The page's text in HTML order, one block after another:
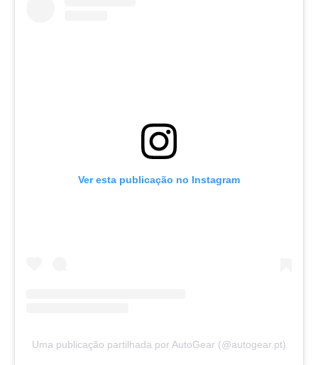
Ver esta publicação no Instagram
Uma publicação partilhada por AutoGear (@autogear.pt)